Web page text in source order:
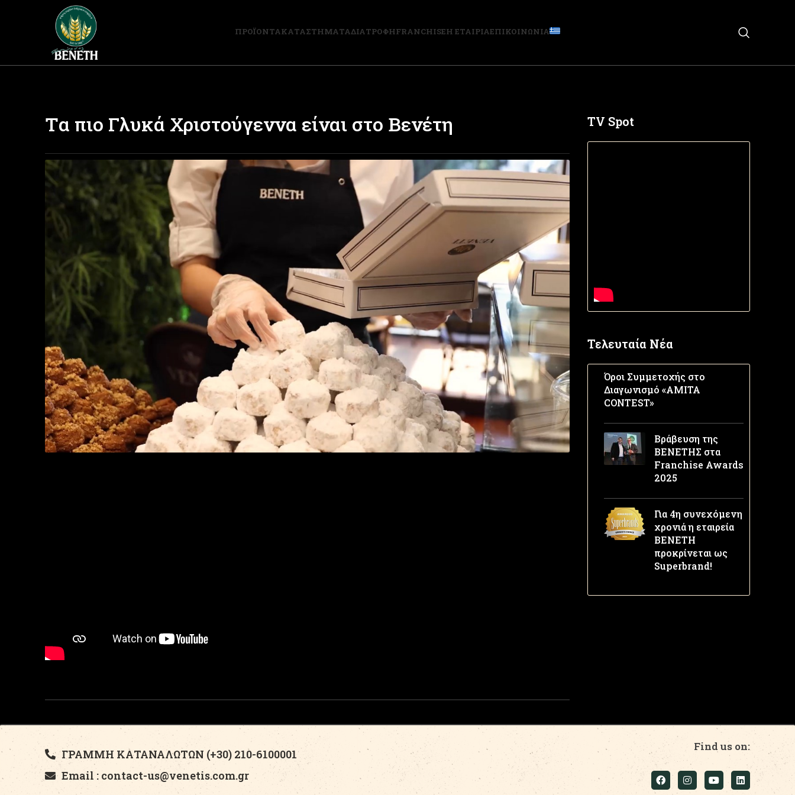
ΠΡΟΪΟΝΤΑΚΑΤΑΣΤΗΜΑΤΑΔΙΑΤΡΟΦΗFRANCHISEΗ ΕΤΑΙΡΙΑΕΠΙΚΟΙΝΩΝΙΑ
Τα πιο Γλυκά Χριστούγεννα είναι στο Βενέτη TV Spot
Τελευταία Νέα
Όροι Συμμετοχής στο
Διαγωνισμό «AMITA
CONTEST»
Βράβευση της
ΒΕΝΕΤΗΣ στα
Franchise Awards
2025
Για 4η συνεχόμενη
χρονιά η εταιρεία
ΒΕΝΕΤΗ
προκρίνεται ως
Superbrand!
ΓΡΑΜΜΗ ΚΑΤΑΝΑΛΩΤΩΝ (+30) 210-6100001
Email : contact-us@venetis.com.gr
Find us on: